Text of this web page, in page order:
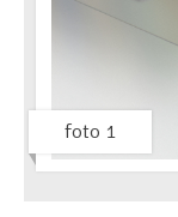
foto 1